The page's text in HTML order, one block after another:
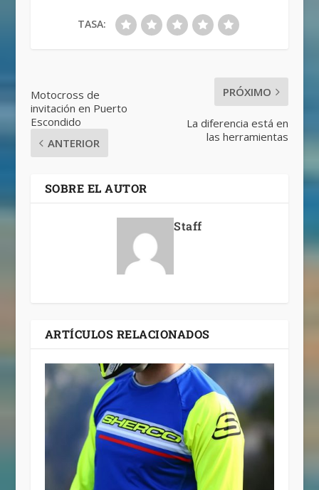
TASA:
Motocross de
invitación en Puerto
Escondido
ANTERIOR
PRÓXIMO
La diferencia está en
las herramientas
SOBRE EL AUTOR
Staff
ARTÍCULOS RELACIONADOS